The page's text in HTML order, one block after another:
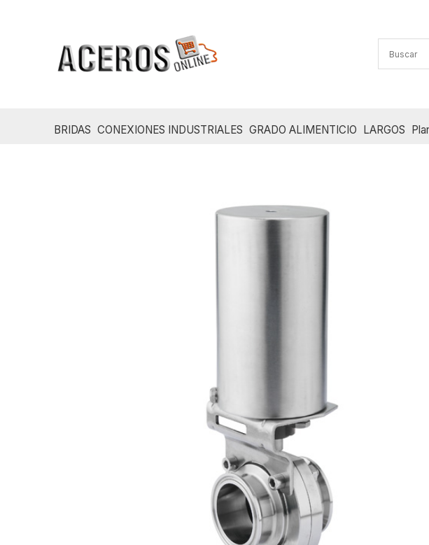
BRIDAS CONEXIONES INDUSTRIALES GRADO ALIMENTICIO LARGOS